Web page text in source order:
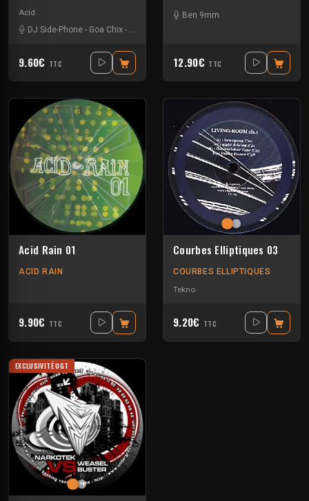
Acid
DJ Side-Phone - Goa Chix - Octodred
9.60€ TTC
Ben 9mm
12.90€ TTC
Acid Rain 01
ACID RAIN
9.90€ TTC
Courbes Elliptiques 03
COURBES ELLIPTIQUES
Tekno
9.20€ TTC
EXCLUSIVITÉ UGT